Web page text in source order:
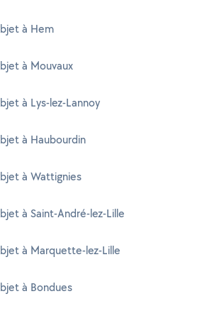
à Hem
à Mouvaux
à Lys-lez-Lannoy
à Haubourdin
à Wattignies
à Saint-André-lez-Lille
à Marquette-lez-Lille
à Bondues